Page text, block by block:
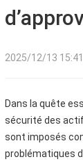
2025/12/13 15:41
Dans la quête
sécurité des
sont imposés
problématiques